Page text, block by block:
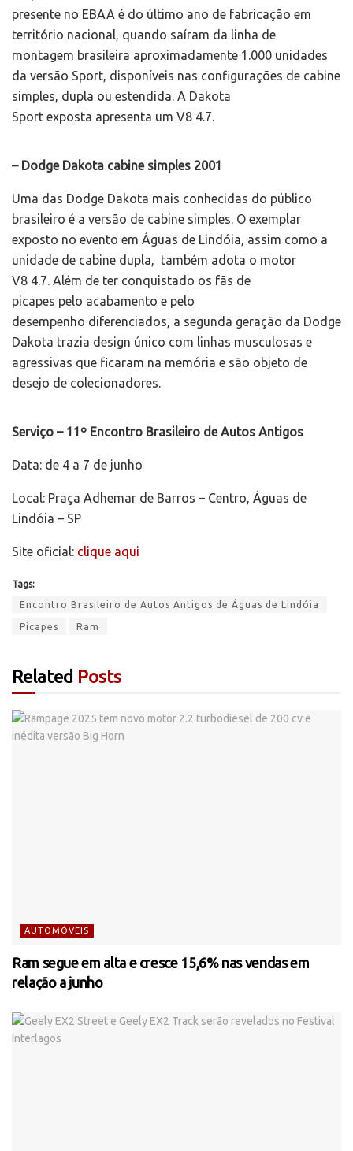
presente no EBAA é do último ano de fabricação em
território nacional, quando saíram da linha de
montagem brasileira aproximadamente 1.000 unidades
da versão Sport, disponíveis nas configurações de cabine
simples, dupla ou estendida. A Dakota
Sport exposta apresenta um V8 4.7.
– Dodge Dakota cabine simples 2001
Uma das Dodge Dakota mais conhecidas do público
brasileiro é a versão de cabine simples. O exemplar
exposto no evento em Águas de Lindóia, assim como a
unidade de cabine dupla, também adota o motor
V8 4.7. Além de ter conquistado os fãs de
picapes pelo acabamento e pelo
desempenho diferenciados, a segunda geração da Dodge
Dakota trazia design único com linhas musculosas e
agressivas que ficaram na memória e são objeto de
desejo de colecionadores.
Serviço – 11º Encontro Brasileiro de Autos Antigos
Data: de 4 a 7 de junho
Local: Praça Adhemar de Barros – Centro, Águas de
Lindóia – SP
Site oficial: clique aqui
Tags:
Encontro Brasileiro de Autos Antigos de Águas de Lindóia
Picapes Ram
Related Posts
AUTOMÓVEIS
Ram segue em alta e cresce 15,6% nas vendas em
relação a junho